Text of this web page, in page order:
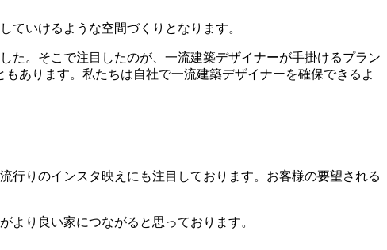
ていけるような空間づくりとなります。
た。そこで注目したのが、一流建築デザイナーが手掛けるプラン
あります。私たちは自社で一流建築デザイナーを確保できるよ
行りのインスタ映えにも注目しております。お客様の要望される
り良い家につながると思っております。